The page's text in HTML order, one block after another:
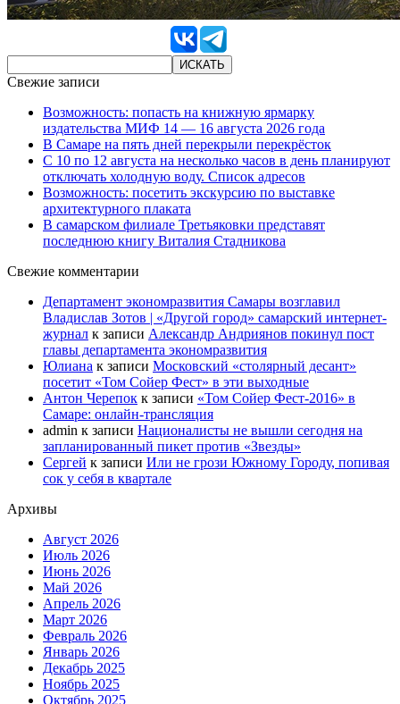
Свежие записи
Возможность: попасть на книжную ярмарку
издательства МИФ 14 — 16 августа 2026 года
В Самаре на пять дней перекрыли перекрёсток
С 10 по 12 августа на несколько часов в день планируют
отключать холодную воду. Список адресов
Возможность: посетить экскурсию по выставке
архитектурного плаката
В самарском филиале Третьяковки представят
последнюю книгу Виталия Стадникова
Свежие комментарии
Департамент экономразвития Самары возглавил
Владислав Зотов | «Другой город» самарский интернет-
журнал к записи Александр Андриянов покинул пост
главы департамента экономразвития
Юлиана к записи Московский «столярный десант»
посетит «Том Сойер Фест» в эти выходные
Антон Черепок к записи «Том Сойер Фест-2016» в
Самаре: онлайн-трансляция
admin к записи Националисты не вышли сегодня на
запланированный пикет против «Звезды»
Сергей к записи Или не грози Южному Городу, попивая
сок у себя в квартале
Архивы
Август 2026
Июль 2026
Июнь 2026
Май 2026
Апрель 2026
Март 2026
Февраль 2026
Январь 2026
Декабрь 2025
Ноябрь 2025
Октябрь 2025